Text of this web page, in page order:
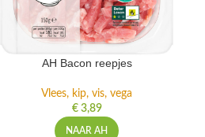
AH Bacon reepjes
Vlees, kip, vis, vega
€3,89
NAAR AH